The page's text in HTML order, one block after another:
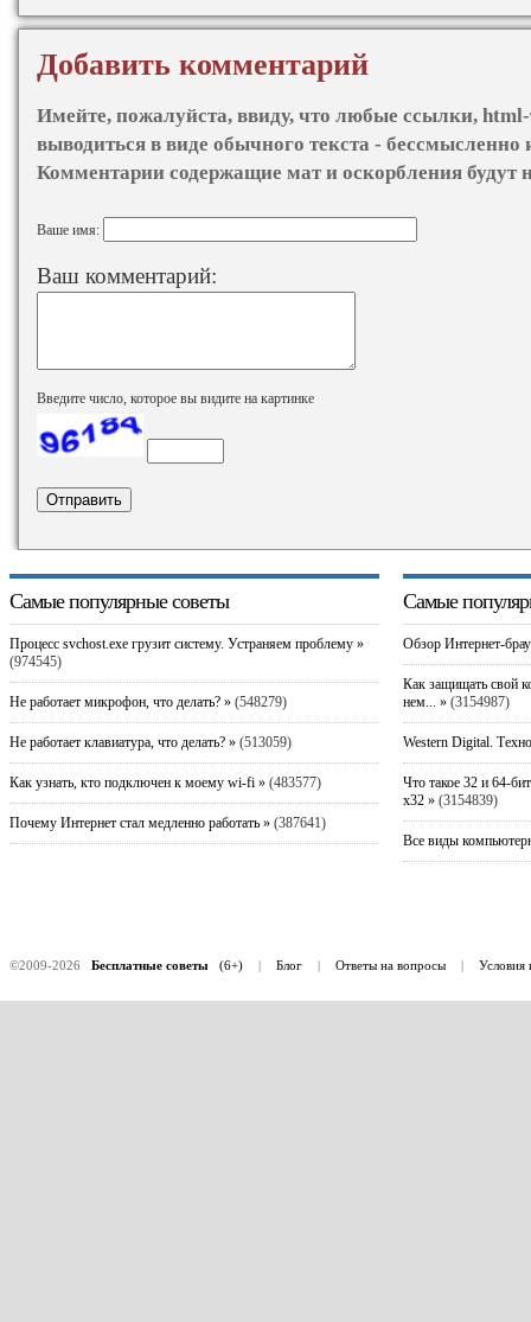
Добавить комментарий
Имейте, пожалуйста, ввиду, что любые ссылки,
выводиться в виде обычного текста - бессмысленно
Комментарии содержащие мат и оскорбления будут
Ваше имя:
Ваш комментарий:
Введите число, которое вы видите на картинке
Самые популярные советы
Процесс svchost.exe грузит систему. Устраняем проблему »
(974545)
Не работает микрофон, что делать? »(548279)
Не работает клавиатура, что делать? »(513059)
Как узнать, кто подключен к моему wi-fi »(483577)
Почему Интернет стал медленно работать »(387641)
Самые
Обзор Интернет-
Как защищать свой
нем... »(3154987)
Western Digital.
Что такое 32 и 64-
x32 »(3154839)
Все виды
©2009-2026 Бесплатные советы(6+) | Блог | Ответы на вопросы | Условия